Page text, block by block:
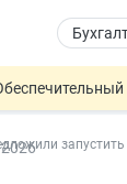
предлагает